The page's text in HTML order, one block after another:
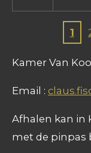
1
Kamer Van
Email :
Afhalen kan in
met de pinpas